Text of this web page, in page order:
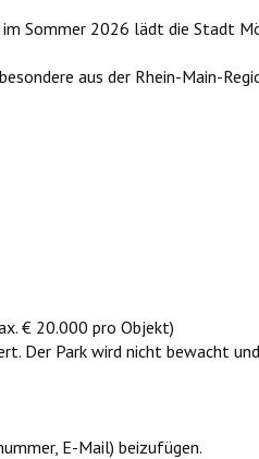
Sommer 2026 lädt die Stadt
aus der Rhein-Main-
€ 20.000 pro Objekt)
Der Park wird nicht bewacht
E-Mail) beizufügen.